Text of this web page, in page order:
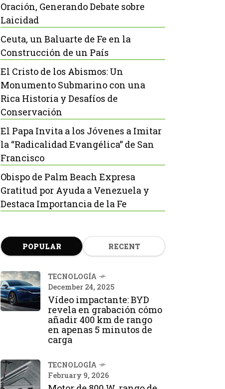
Oración, Generando Debate sobre
Laicidad
Ceuta, un Baluarte de Fe en la
Construcción de un País
El Cristo de los Abismos: Un
Monumento Submarino con una
Rica Historia y Desafíos de
Conservación
El Papa Invita a los Jóvenes a Imitar
la “Radicalidad Evangélica” de San
Francisco
Obispo de Palm Beach Expresa
Gratitud por Ayuda a Venezuela y
Destaca Importancia de la Fe
POPULAR RECENT
TECNOLOGÍA
December 24, 2025
Vídeo impactante: BYD
revela en grabación cómo
añadir 400 km de rango
en apenas 5 minutos de
carga
TECNOLOGÍA
February 9, 2026